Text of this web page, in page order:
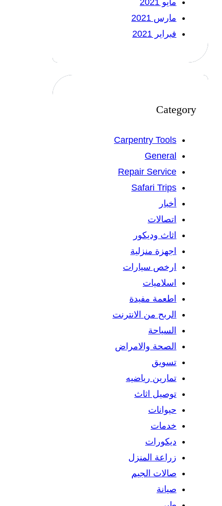
مارس 2021
فبراير 2021
Category
Carpentry Tools
General
Repair Service
Safari Trips
أخبار
اتصالات
اثاث وديكور
اجهزة منزلية
ارخص سيارات
اسلاميات
اطعمة مفيدة
الربح من الانترنت
السياحة
الصحة والامراض
تسويق
تمارين رياضيه
توصيل اثاث
حيوانات
خدمات
ديكورات
زراعة المنزل
صالات الجيم
صيانة